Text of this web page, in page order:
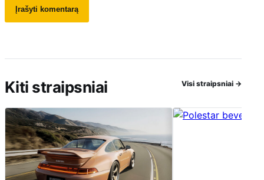
Kiti straipsniai Visi straipsniai →